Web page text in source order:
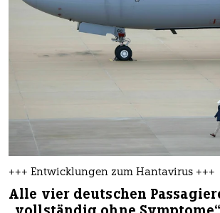
+++ Entwicklungen zum Hantavirus +++
Alle vier deutschen